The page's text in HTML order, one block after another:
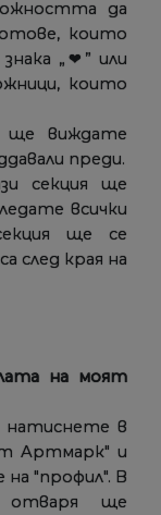
да
които
„❤” или
които
ще виждате
преди.
секция ще
всички
ще се
след края на
на моят
натиснете в
Артмарк" и
"профил". В
отваря ще